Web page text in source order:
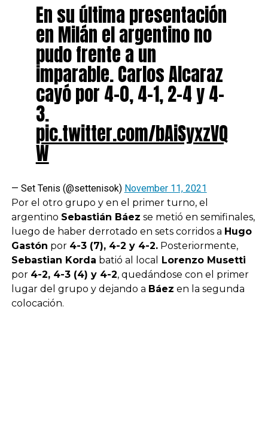
En su última presentación
en Milán el argentino no
pudo frente a un
imparable. Carlos Alcaraz
cayó por 4-0, 4-1, 2-4 y 4-
3.
pic.twitter.com/bAiSyxzVQ
W
— Set Tenis (@settenisok) November 11, 2021
Por el otro grupo y en el primer turno, el
argentino Sebastián Báez se metió en semifinales,
luego de haber derrotado en sets corridos a Hugo
Gastón por 4-3 (7), 4-2 y 4-2.Posteriormente,
Sebastian Korda batió al local
Lorenzo Musetti
por 4-2, 4-3 (4) y 4-2, quedándose con el primer
lugar del grupo y dejando a Báez en la segunda
colocación.